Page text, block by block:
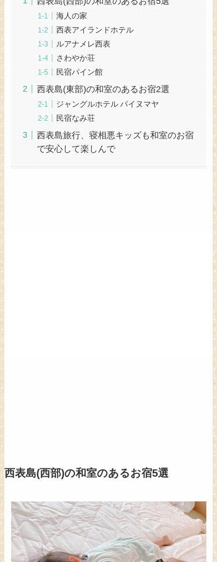
海人の家
西表アイランドホテル
ルアナメレ西表
さわやか荘
民宿パイン館
西表島(東部)の和室のあるお宿2選
ジャングルホテル パイヌマヤ
民宿なみ荘
西表島旅行、寝相悪キッズも和室のお宿
で安心して楽しんで
西表島(西部)の和室のあるお宿5選